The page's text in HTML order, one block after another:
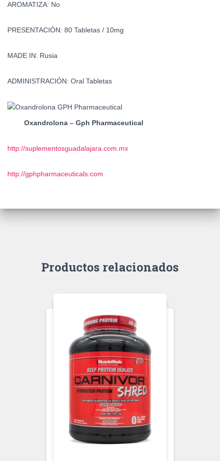
AROMATIZA: No
PRESENTACIÓN: 80 Tabletas / 10mg
MADE IN: Rusia
ADMINISTRACIÓN: Oral Tabletas
Oxandrolona – Gph Pharmaceutical
http://suplementosguadalajara.com.mx
http://gphpharmaceuticals.com
Productos relacionados